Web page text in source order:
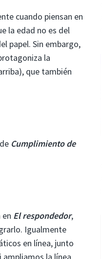
cuando piensan en
la edad no es del
papel. Sin embargo,
la
que también
Cumplimiento de
El respondedor,
Igualmente
en línea, junto
ampliamos la línea